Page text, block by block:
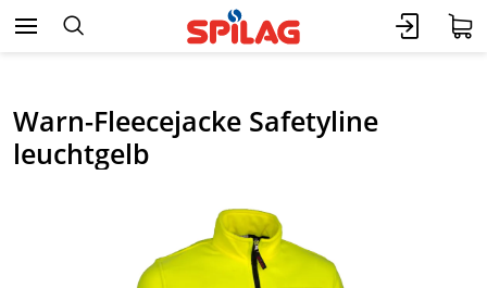
Warn-Fleecejacke Safetyline
leuchtgelb